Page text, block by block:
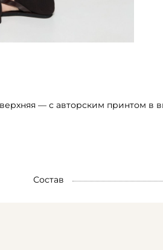
— с авторским принтом
Состав